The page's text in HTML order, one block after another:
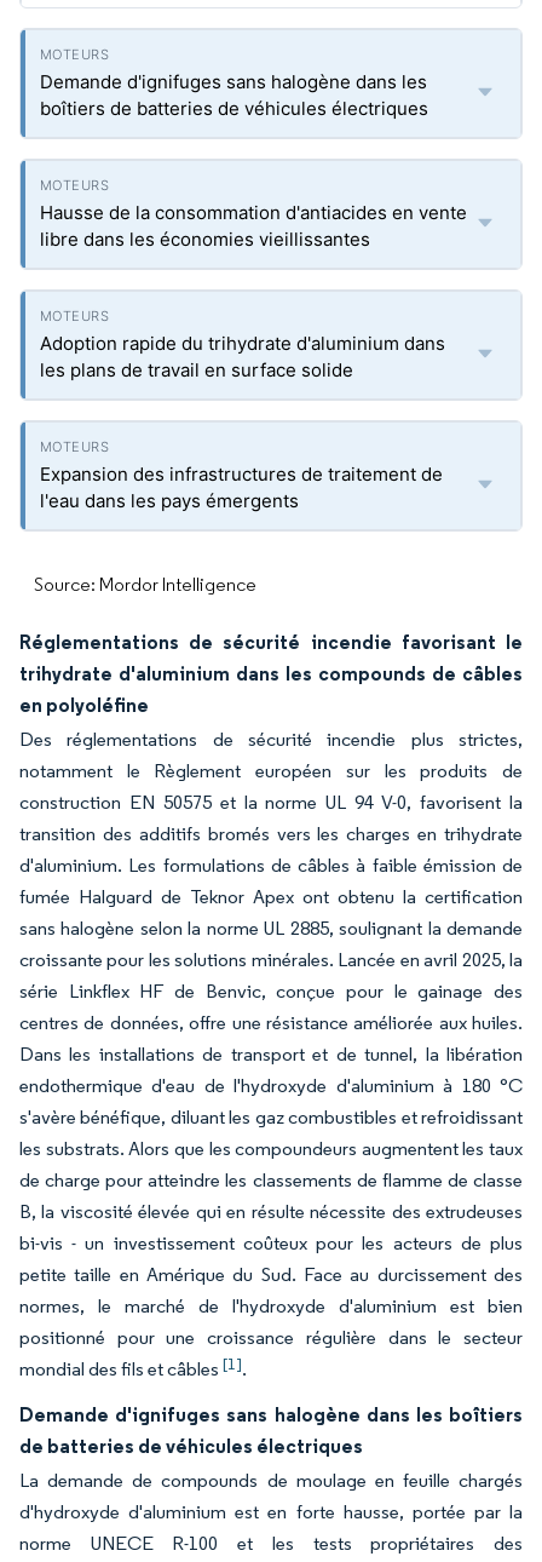
Demande d'ignifuges sans halogène dans les
boîtiers de batteries de véhicules électriques
Hausse de la consommation d'antiacides en vente
libre dans les économies vieillissantes
Adoption rapide du trihydrate d'aluminium dans
les plans de travail en surface solide
Expansion des infrastructures de traitement de
l'eau dans les pays émergents
Source: Mordor Intelligence
Réglementations de sécurité incendie favorisant le
trihydrate d'aluminium dans les compounds de câbles
en polyoléfine
Des réglementations de sécurité incendie plus strictes,
notamment le Règlement européen sur les produits de
construction EN 50575 et la norme UL 94 V-0, favorisent la
transition des additifs bromés vers les charges en trihydrate
d'aluminium. Les formulations de câbles à faible émission de
fumée Halguard de Teknor Apex ont obtenu la certification
sans halogène selon la norme UL 2885, soulignant la demande
croissante pour les solutions minérales. Lancée en avril 2025, la
série Linkflex HF de Benvic, conçue pour le gainage des
centres de données, offre une résistance améliorée aux huiles.
Dans les installations de transport et de tunnel, la libération
endothermique d'eau de l'hydroxyde d'aluminium à 180 °C
s'avère bénéfique, diluant les gaz combustibles et refroidissant
les substrats. Alors que les compoundeurs augmentent les taux
de charge pour atteindre les classements de flamme de classe
B, la viscosité élevée qui en résulte nécessite des extrudeuses
bi-vis - un investissement coûteux pour les acteurs de plus
petite taille en Amérique du Sud. Face au durcissement des
normes, le marché de l'hydroxyde d'aluminium est bien
positionné pour une croissance régulière dans le secteur
mondial des fils et câbles [1].
Demande d'ignifuges sans halogène dans les boîtiers
de batteries de véhicules électriques
La demande de compounds de moulage en feuille chargés
d'hydroxyde d'aluminium est en forte hausse, portée par la
norme UNECE R-100 et les tests propriétaires des